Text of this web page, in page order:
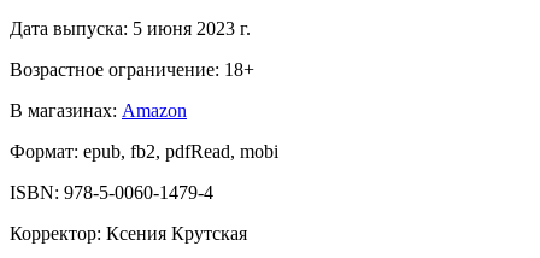
Дата выпуска: 5 июня 2023 г.
Возрастное ограничение: 18+
В магазинах: Amazon
Формат: epub, fb2, pdfRead, mobi
ISBN: 978-5-0060-1479-4
Корректор: Ксения Крутская